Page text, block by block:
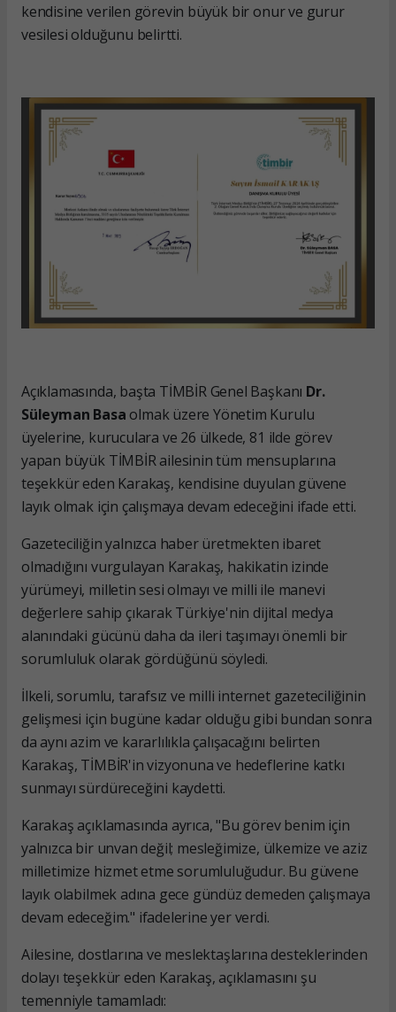
kendisine verilen görevin büyük bir onur ve gurur
vesilesi olduğunu belirtti.
Açıklamasında, başta TİMBİR Genel Başkanı Dr.
Süleyman Basa olmak üzere Yönetim Kurulu
üyelerine, kuruculara ve 26 ülkede, 81 ilde görev
yapan büyük TİMBİR ailesinin tüm mensuplarına
teşekkür eden Karakaş, kendisine duyulan güvene
layık olmak için çalışmaya devam edeceğini ifade etti.
Gazeteciliğin yalnızca haber üretmekten ibaret
olmadığını vurgulayan Karakaş, hakikatin izinde
yürümeyi, milletin sesi olmayı ve milli ile manevi
değerlere sahip çıkarak Türkiye'nin dijital medya
alanındaki gücünü daha da ileri taşımayı önemli bir
sorumluluk olarak gördüğünü söyledi.
İlkeli, sorumlu, tarafsız ve milli internet gazeteciliğinin
gelişmesi için bugüne kadar olduğu gibi bundan sonra
da aynı azim ve kararlılıkla çalışacağını belirten
Karakaş, TİMBİR'in vizyonuna ve hedeflerine katkı
sunmayı sürdüreceğini kaydetti.
Karakaş açıklamasında ayrıca, "Bu görev benim için
yalnızca bir unvan değil; mesleğimize, ülkemize ve aziz
milletimize hizmet etme sorumluluğudur. Bu güvene
layık olabilmek adına gece gündüz demeden çalışmaya
devam edeceğim." ifadelerine yer verdi.
Ailesine, dostlarına ve meslektaşlarına desteklerinden
dolayı teşekkür eden Karakaş, açıklamasını şu
temenniyle tamamladı: